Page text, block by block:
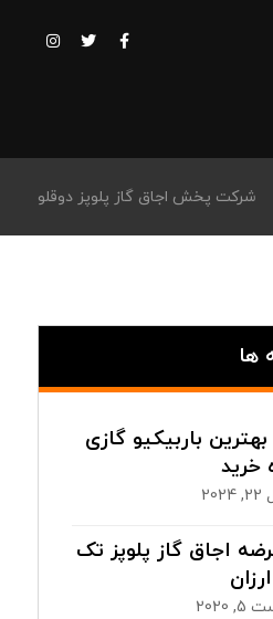
شرکت پخش اجاق گاز پلوپز دوقلو
ها
باربیکیو گازی
خرید
اجاق گاز پلوپز تک
2020